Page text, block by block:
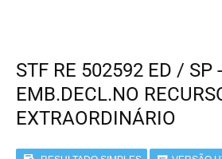
STF RE 502592 ED / SP
EMB.DECL.NO
EXTRAORDINÁRIO